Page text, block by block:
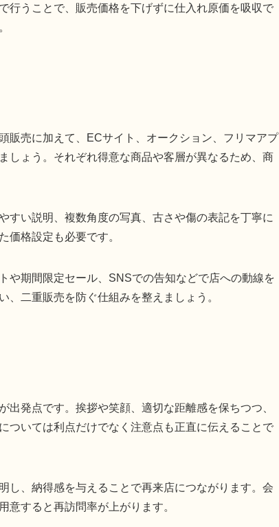
行うことで、販売価格を下げずに仕入れ原価を吸収で
販売に加えて、ECサイト、オークション、フリマアプ
しょう。それぞれ得意な商品や客層が異なるため、商
すい説明、複数角度の写真、古さや傷の表記を丁寧に
価格設定も必要です。
や期間限定セール、SNSでの告知などで店への動線を
二重販売を防ぐ仕組みを整えましょう。
発点です。挨拶や笑顔、適切な距離感を保ちつつ、
ついては利点だけでなく注意点も正直に伝えることで
し、納得感を与えることで再来店につながります。会
意すると再訪問率が上がります。